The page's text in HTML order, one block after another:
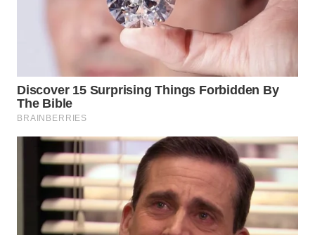
WN
DEPOK
WN
TAPANULI
UTARA
SAMOSIR